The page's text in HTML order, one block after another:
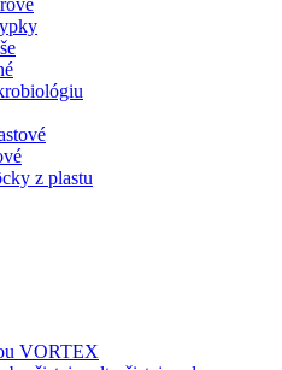
z plastu
VORTEX